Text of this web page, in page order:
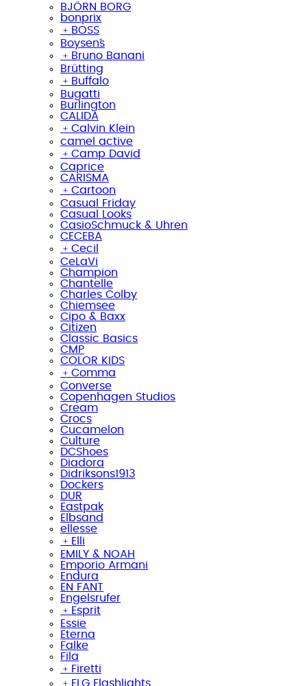
BJÖRN BORG
bonprix
﹢ BOSS
Boysen´s
﹢ Bruno Banani
Brütting
﹢ Buffalo
Bugatti
Burlington
CALIDA
﹢ Calvin Klein
camel active
﹢ Camp David
Caprice
CARISMA
﹢ Cartoon
Casual Friday
Casual Looks
CasioSchmuck & Uhren
CECEBA
﹢ Cecil
CeLaVi
Champion
Chantelle
Charles Colby
Chiemsee
Cipo & Baxx
Citizen
Classic Basics
CMP
COLOR KIDS
﹢ Comma
Converse
Copenhagen Studios
Cream
Crocs
Cucamelon
Culture
DCShoes
Diadora
Didriksons1913
Dockers
DUR
Eastpak
Elbsand
ellesse
﹢ Elli
EMILY & NOAH
Emporio Armani
Endura
EN FANT
Engelsrufer
﹢ Esprit
Essie
Eterna
Falke
Fila
﹢ Firetti
﹢ FLG Flashlights